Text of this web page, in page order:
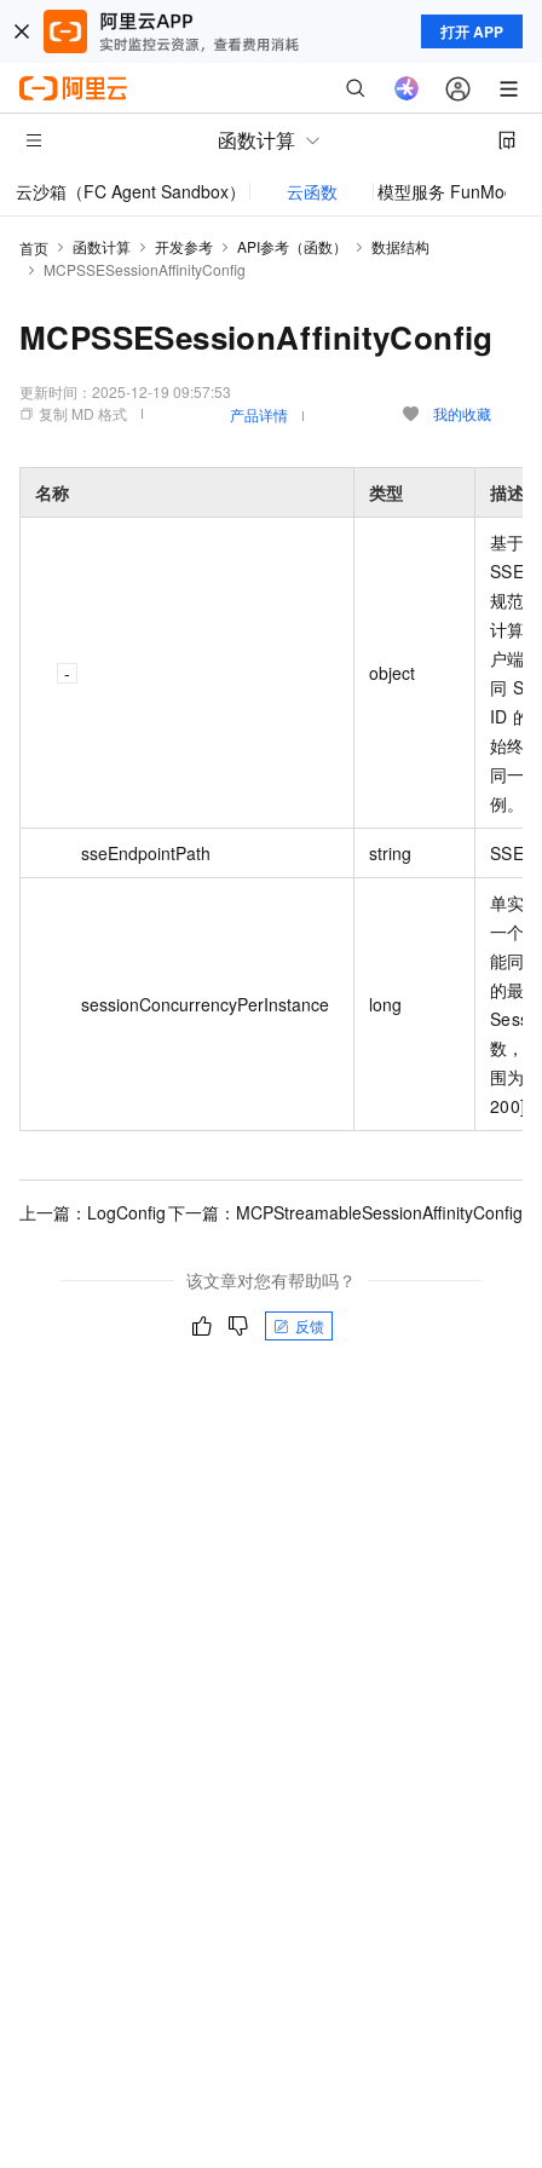
打开 APP
函数计算
云沙箱（FC Agent Sandbox） 云函数 模型服务 FunModel
首页 函数计算 开发参考 API参考（函数）
数据结构
MCPSSESessionAffinityConfig
MCPSSESessionAffinityConfig
更新时间： 2025-12-19 09:57:53
复制 MD 格式
产品详情 我的收藏
名称 类型 描述
object
基于
SSE
规范
计算
户端
同
ID 的
始终
同一
例。
sseEndpointPath string SSE
sessionConcurrencyPerInstance long
单实
一个
能同
的最大
数，
围为
200]。
上一篇： LogConfig下一篇： MCPStreamableSessionAffinityConfig
该文章对您有帮助吗？
反馈